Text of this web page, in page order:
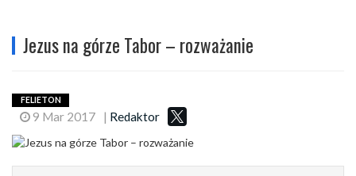
Jezus na górze Tabor – rozważanie
FELIETON
9 Mar 2017 | Redaktor